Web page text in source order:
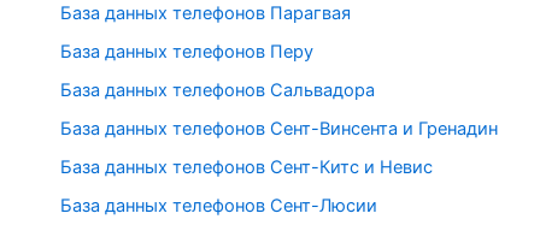
База данных телефонов Парагвая
База данных телефонов Перу
База данных телефонов Сальвадора
База данных телефонов Сент-Винсента и Гренадин
База данных телефонов Сент-Китс и Невис
База данных телефонов Сент-Люсии